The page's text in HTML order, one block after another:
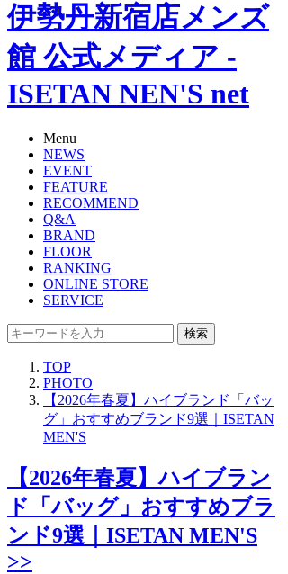
伊勢丹新宿店メンズ
館 公式メディア -
ISETAN NEN'S net
Menu
NEWS
EVENT
FEATURE
RECOMMEND
Q&A
BRAND
FLOOR
RANKING
ONLINE STORE
SERVICE
検索
TOP
PHOTO
【2026年春夏】ハイブランド「バッ
グ」おすすめブランド9選｜ISETAN
MEN'S
【2026年春夏】ハイブラン
ド「バッグ」おすすめブラ
ンド9選｜ISETAN MEN'S
>>